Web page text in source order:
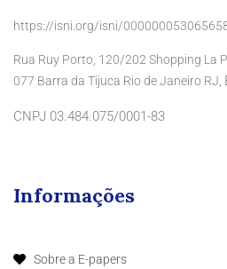
https://isni.org/isni/
Rua Ruy Porto, 120/202 Shopping La
077 Barra da Tijuca Rio de Janeiro RJ,
CNPJ 03.484.075/0001-83
Informações
Sobre a E-papers